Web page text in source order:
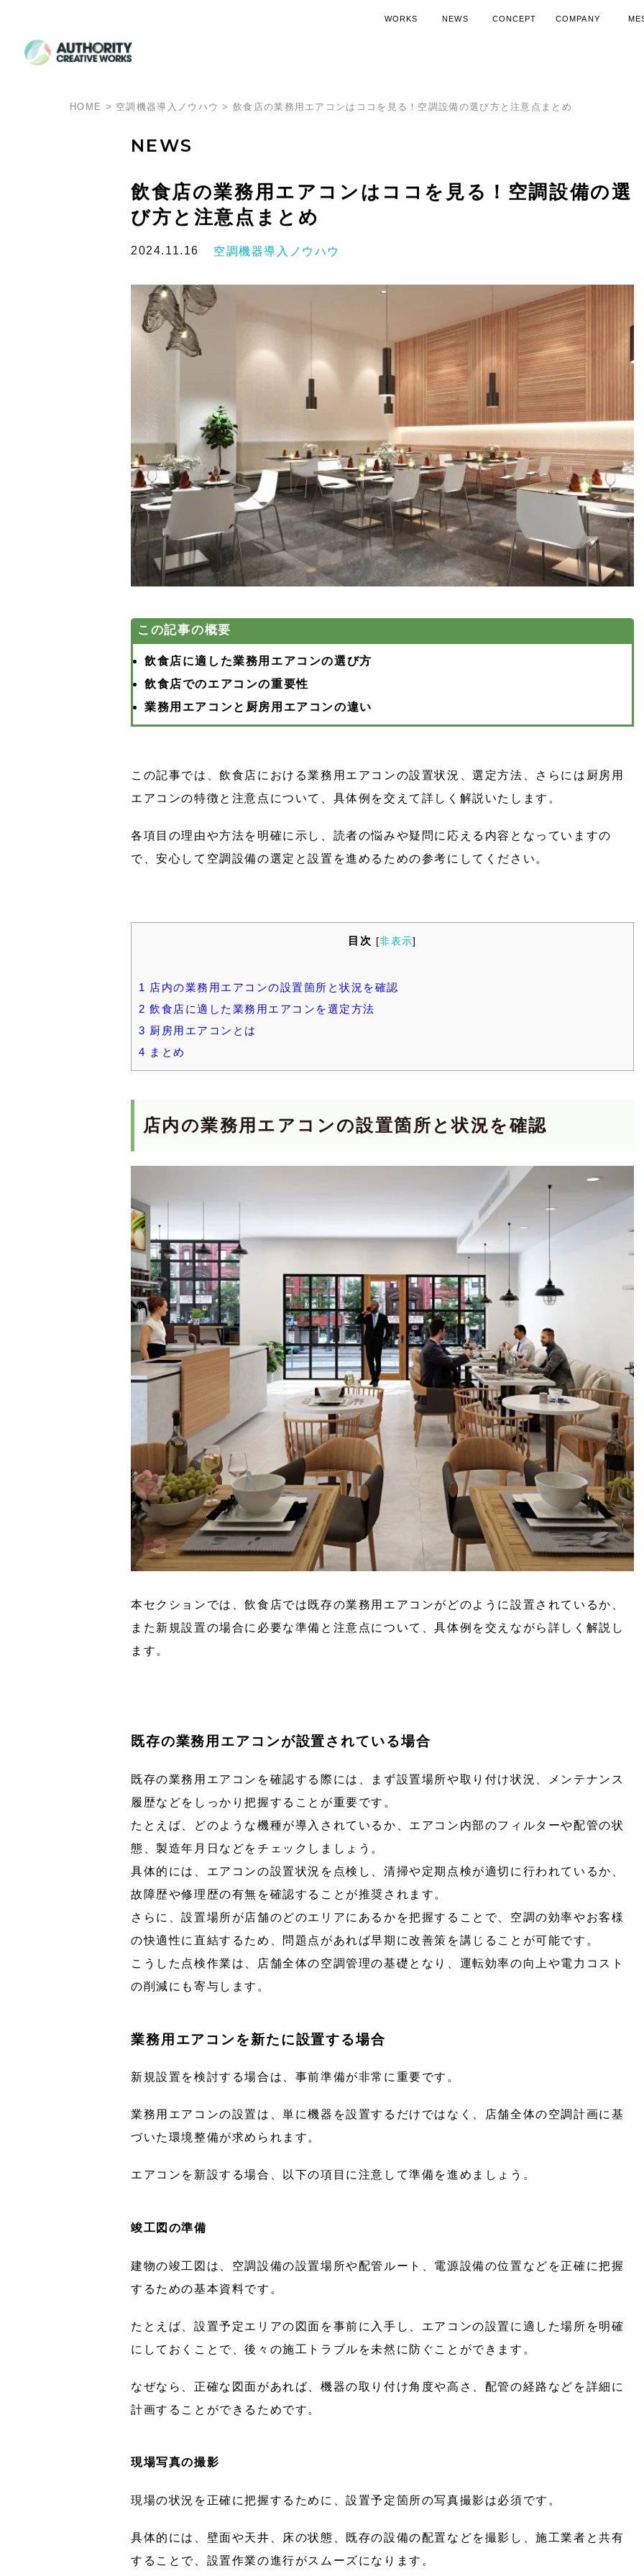
WORKS
NEWS
CONCEPT
COMPANY
HOME > 空調機器導入ノウハウ >飲食店の業務用エアコンはココを見る！空調設備の選び方と注意点まとめ
NEWS
飲食店の業務用エアコンはココを見る！空調設備の選
び方と注意点まとめ
2024.11.16 空調機器導入ノウハウ
この記事の概要
飲食店に適した業務用エアコンの選び方
飲食店でのエアコンの重要性
業務用エアコンと厨房用エアコンの違い
この記事では、飲食店における業務用エアコンの設置状況、選定方法、さらには厨房用
エアコンの特徴と注意点について、具体例を交えて詳しく解説いたします。
各項目の理由や方法を明確に示し、読者の悩みや疑問に応える内容となっていますの
で、安心して空調設備の選定と設置を進めるための参考にしてください。
目次 [非表示]
1 店内の業務用エアコンの設置箇所と状況を確認
2 飲食店に適した業務用エアコンを選定方法
3 厨房用エアコンとは
4 まとめ
店内の業務用エアコンの設置箇所と状況を確認
本セクションでは、飲食店では既存の業務用エアコンがどのように設置されているか、
また新規設置の場合に必要な準備と注意点について、具体例を交えながら詳しく解説し
ます。
既存の業務用エアコンが設置されている場合
既存の業務用エアコンを確認する際には、まず設置場所や取り付け状況、メンテナンス
履歴などをしっかり把握することが重要です。
たとえば、どのような機種が導入されているか、エアコン内部のフィルターや配管の状
態、製造年月日などをチェックしましょう。
具体的には、エアコンの設置状況を点検し、清掃や定期点検が適切に行われているか、
故障歴や修理歴の有無を確認することが推奨されます。
さらに、設置場所が店舗のどのエリアにあるかを把握することで、空調の効率やお客様
の快適性に直結するため、問題点があれば早期に改善策を講じることが可能です。
こうした点検作業は、店舗全体の空調管理の基礎となり、運転効率の向上や電力コスト
の削減にも寄与します。
業務用エアコンを新たに設置する場合
新規設置を検討する場合は、事前準備が非常に重要です。
業務用エアコンの設置は、単に機器を設置するだけではなく、店舗全体の空調計画に基
づいた環境整備が求められます。
エアコンを新設する場合、以下の項目に注意して準備を進めましょう。
竣工図の準備
建物の竣工図は、空調設備の設置場所や配管ルート、電源設備の位置などを正確に把握
するための基本資料です。
たとえば、設置予定エリアの図面を事前に入手し、エアコンの設置に適した場所を明確
にしておくことで、後々の施工トラブルを未然に防ぐことができます。
なぜなら、正確な図面があれば、機器の取り付け角度や高さ、配管の経路などを詳細に
計画することができるためです。
現場写真の撮影
現場の状況を正確に把握するために、設置予定箇所の写真撮影は必須です。
具体的には、壁面や天井、床の状態、既存の設備の配置などを撮影し、施工業者と共有
することで、設置作業の進行がスムーズになります。